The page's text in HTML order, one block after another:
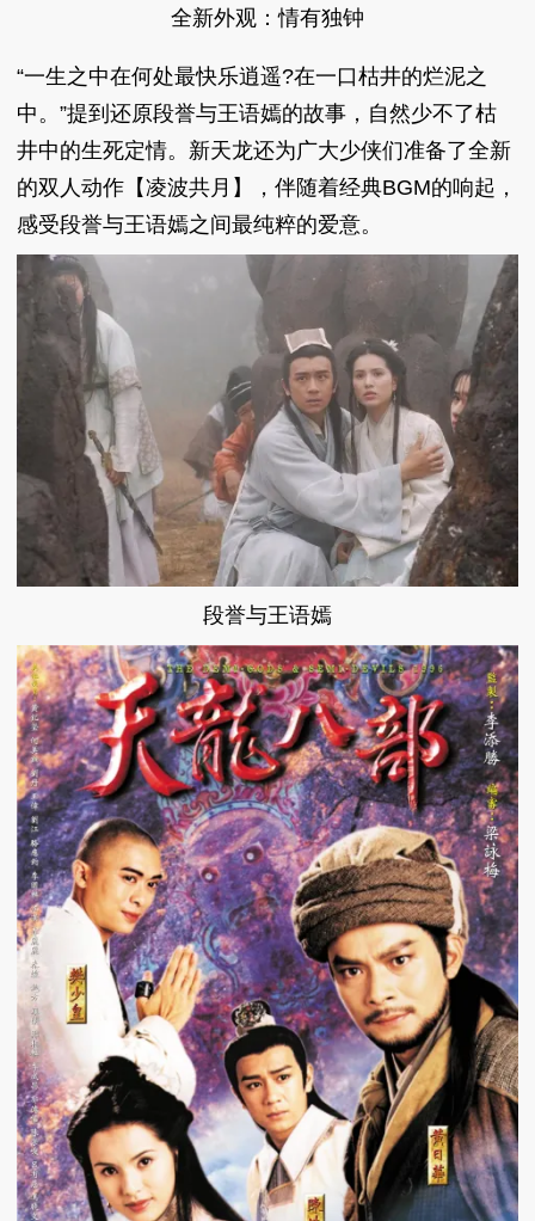
全新外观：情有独钟
“一生之中在何处最快乐逍遥?在一口枯井的烂泥之
中。”提到还原段誉与王语嫣的故事，自然少不了枯
井中的生死定情。新天龙还为广大少侠们准备了全新
的双人动作【凌波共月】，伴随着经典BGM的响起，
感受段誉与王语嫣之间最纯粹的爱意。
段誉与王语嫣